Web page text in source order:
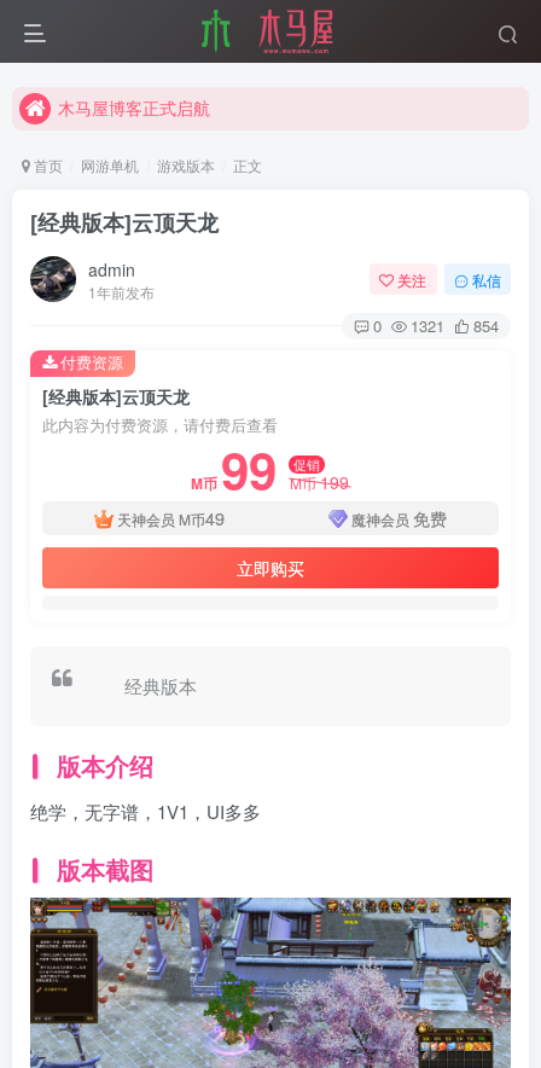
木马屋博客正式启航
互联网分享精神
首页 网游单机 游戏版本 正文
[经典版本]云顶天龙
admin
1年前发布
关注 私信
0 1321 854
[经典版本]云顶天龙
此内容为付费资源，请付费后查看
M币 99 促销
M币199
天神会员 M币49 魔神会员 免费
立即购买
付费资源
经典版本
版本介绍
绝学，无字谱，1V1，UI多多
版本截图